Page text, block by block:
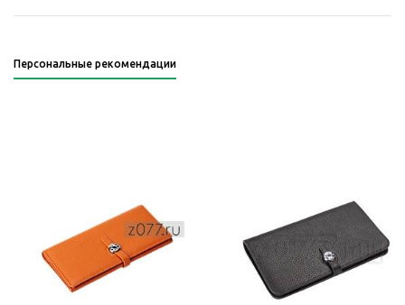
Персональные рекомендации